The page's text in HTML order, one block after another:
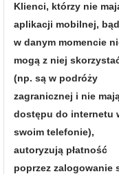
Klienci, którzy nie
aplikacji mobilnej,
w danym momencie
mogą z niej
(np. są w podróży
zagranicznej i nie
dostępu do internetu
swoim telefonie),
autoryzują płatność
poprzez zalogowanie